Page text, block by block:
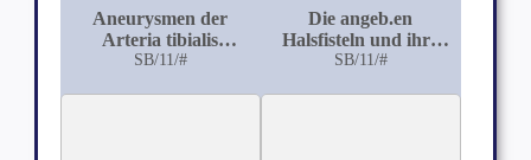
Aneurysmen der
Arteria tibialis
anterior
SB/11/#
Die angeb.en
Halsfisteln und ihre
Behandlung
SB/11/#